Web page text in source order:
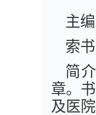
主
索
简
章。
及医